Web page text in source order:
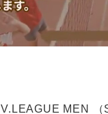
MEN （